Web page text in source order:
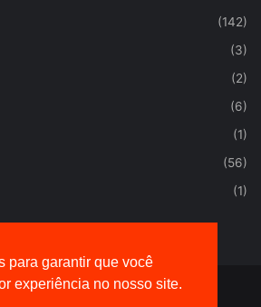
para garantir que você
experiência no nosso site.
(142)
(3)
(2)
(6)
(1)
(56)
(1)